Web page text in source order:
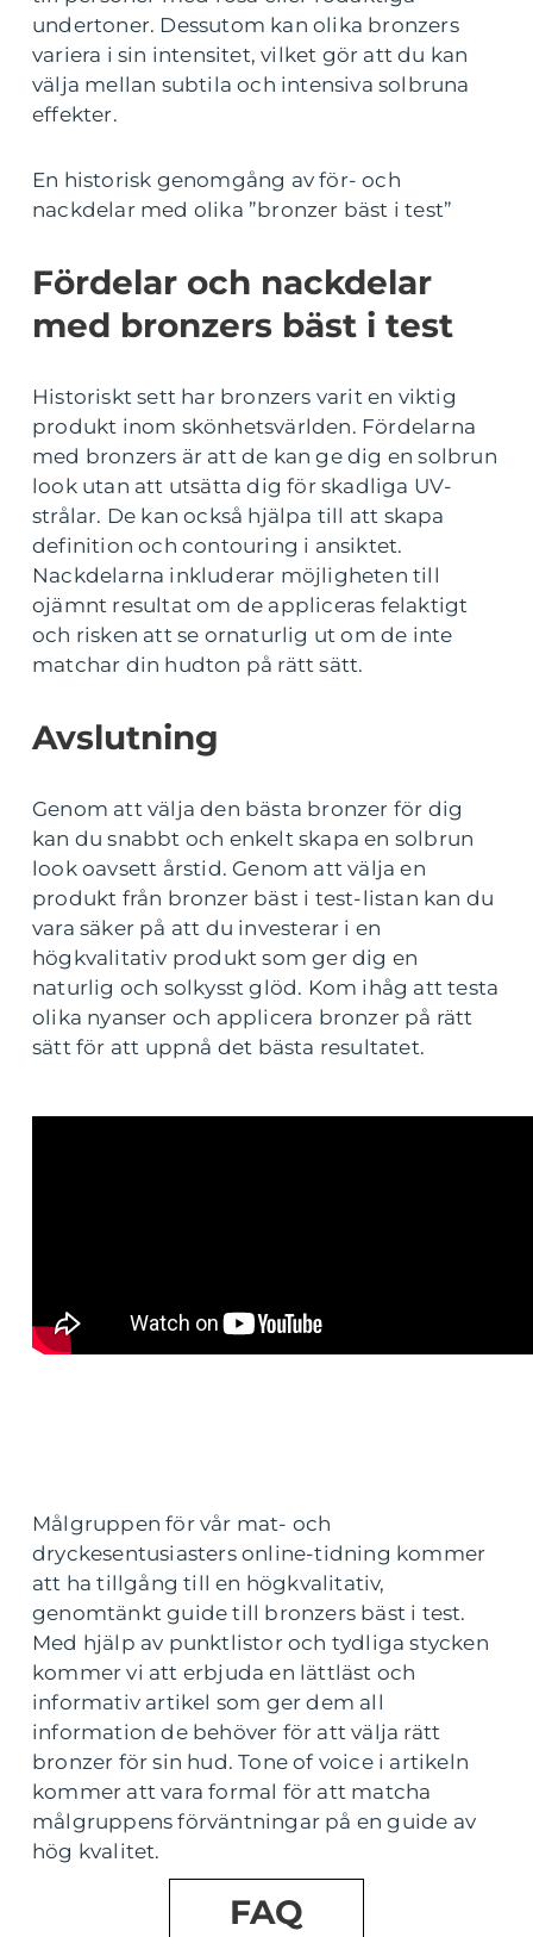
undertoner. Dessutom kan olika bronzers
variera i sin intensitet, vilket gör att du kan
välja mellan subtila och intensiva solbruna
effekter.
En historisk genomgång av för- och
nackdelar med olika ”bronzer bäst i test”
Fördelar och nackdelar
med bronzers bäst i test
Historiskt sett har bronzers varit en viktig
produkt inom skönhetsvärlden. Fördelarna
med bronzers är att de kan ge dig en solbrun
look utan att utsätta dig för skadliga UV-
strålar. De kan också hjälpa till att skapa
definition och contouring i ansiktet.
Nackdelarna inkluderar möjligheten till
ojämnt resultat om de appliceras felaktigt
och risken att se ornaturlig ut om de inte
matchar din hudton på rätt sätt.
Avslutning
Genom att välja den bästa bronzer för dig
kan du snabbt och enkelt skapa en solbrun
look oavsett årstid. Genom att välja en
produkt från bronzer bäst i test-listan kan du
vara säker på att du investerar i en
högkvalitativ produkt som ger dig en
naturlig och solkysst glöd. Kom ihåg att testa
olika nyanser och applicera bronzer på rätt
sätt för att uppnå det bästa resultatet.
Målgruppen för vår mat- och
dryckesentusiasters online-tidning kommer
att ha tillgång till en högkvalitativ,
genomtänkt guide till bronzers bäst i test.
Med hjälp av punktlistor och tydliga stycken
kommer vi att erbjuda en lättläst och
informativ artikel som ger dem all
information de behöver för att välja rätt
bronzer för sin hud. Tone of voice i artikeln
kommer att vara formal för att matcha
målgruppens förväntningar på en guide av
hög kvalitet.
FAQ